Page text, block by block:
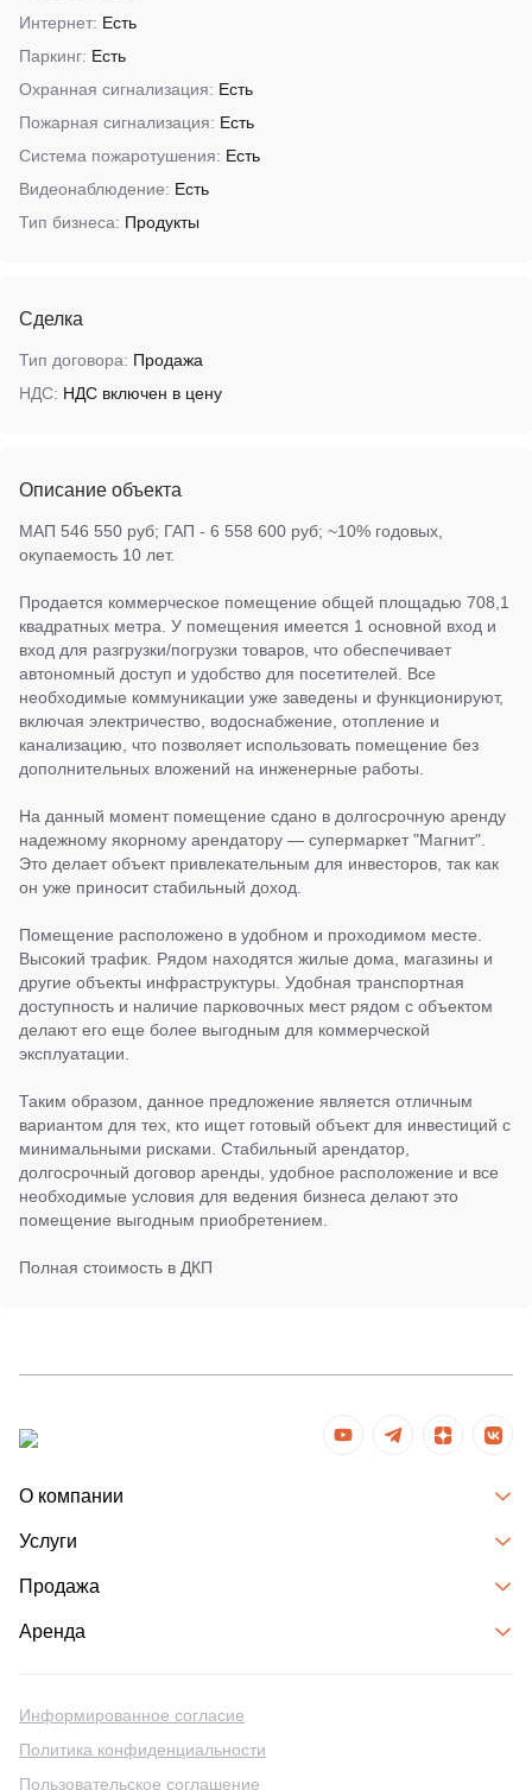
Интернет: Есть
Паркинг: Есть
Охранная сигнализация: Есть
Пожарная сигнализация: Есть
Система пожаротушения: Есть
Видеонаблюдение: Есть
Тип бизнеса: Продукты
Сделка
Тип договора: Продажа
НДС: НДС включен в цену
Описание объекта
МАП 546 550 руб; ГАП - 6 558 600 руб; ~10% годовых,
окупаемость 10 лет.
Продается коммерческое помещение общей площадью 708,1
квадратных метра. У помещения имеется 1 основной вход и
вход для разгрузки/погрузки товаров, что обеспечивает
автономный доступ и удобство для посетителей. Все
необходимые коммуникации уже заведены и функционируют,
включая электричество, водоснабжение, отопление и
канализацию, что позволяет использовать помещение без
дополнительных вложений на инженерные работы.
На данный момент помещение сдано в долгосрочную аренду
надежному якорному арендатору — супермаркет "Магнит".
Это делает объект привлекательным для инвесторов, так как
он уже приносит стабильный доход.
Помещение расположено в удобном и проходимом месте.
Высокий трафик. Рядом находятся жилые дома, магазины и
другие объекты инфраструктуры. Удобная транспортная
доступность и наличие парковочных мест рядом с объектом
делают его еще более выгодным для коммерческой
эксплуатации.
Таким образом, данное предложение является отличным
вариантом для тех, кто ищет готовый объект для инвестиций с
минимальными рисками. Стабильный арендатор,
долгосрочный договор аренды, удобное расположение и все
необходимые условия для ведения бизнеса делают это
помещение выгодным приобретением.
Полная стоимость в ДКП
О компании
Услуги
Продажа
Аренда
Информированное согласие
Политика конфиденциальности
Пользовательское соглашение